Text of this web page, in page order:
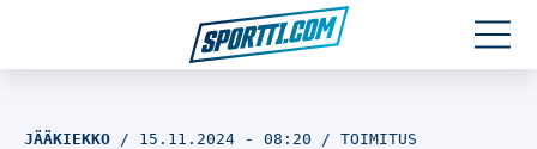
JÄÄKIEKKO 15.11.2024 - 08:20 TOIMITUS